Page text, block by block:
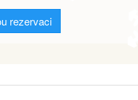
rezervaci